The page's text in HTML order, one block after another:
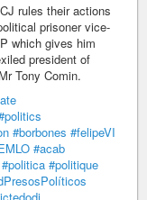
rules their actions
prisoner vice-
which gives him
president of
Tony Comin.
#borbones #felipeVI
#acab
#politica #politique